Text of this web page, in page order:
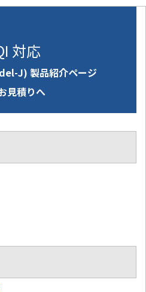
対応
J) 製品紹介ページ
見積りへ